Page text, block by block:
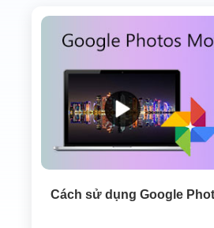
Cách sử dụng Google